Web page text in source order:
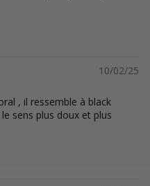
10/02/25
, il ressemble à black
sens plus doux et plus